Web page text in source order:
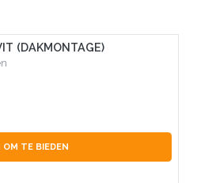
(DAKMONTAGE)
OM TE BIEDEN